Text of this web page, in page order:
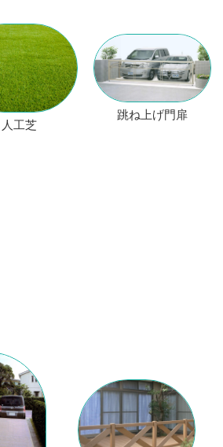
人工芝
跳ね上げ門扉